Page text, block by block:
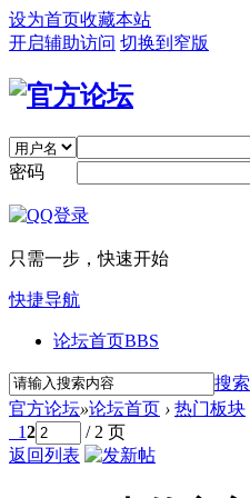
设为首页收藏本站
开启辅助访问 切换到窄版
密码
只需一步，快速开始
快捷导航
论坛首页BBS
搜索
官方论坛»论坛首页 › 热门板块
12
/ 2 页
返回列表